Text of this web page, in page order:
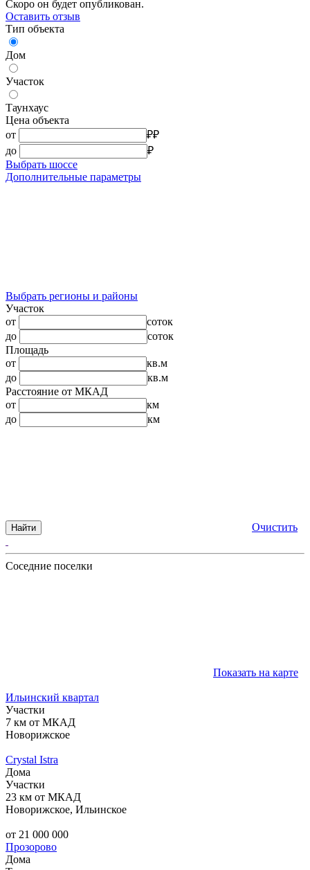
Скоро он будет опубликован.
Оставить отзыв
Тип объекта
Дом
Участок
Таунхаус
Цена объекта
от
₽₽
до
₽
Выбрать шоссе
Дополнительные параметры
Выбрать регионы и районы
Участок
от
соток
до
соток
Площадь
от
кв.м
до
кв.м
Расстояние от МКАД
от
км
до
км
Найти Очистить
Соседние поселки
Показать на карте
Ильинский квартал
Участки
7 км от МКАД
Новорижское
Crystal Istra
Дома
Участки
23 км от МКАД
Новорижское, Ильинское
от 21 000 000
Прозорово
Дома